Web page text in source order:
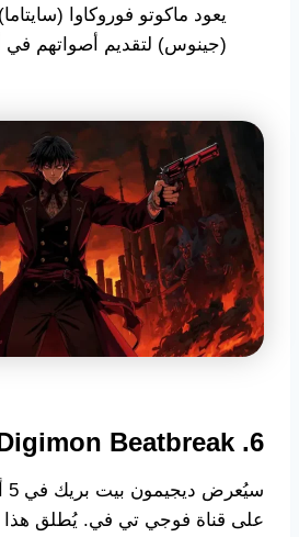
يعود ماكوتو فوروكاوا (سايتاما)
(جينوس) لتقديم أصواتهم في
6. Digimon Beatbreak
على قناة فوجي تي في. يُطلق